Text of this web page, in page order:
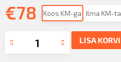
€78 Koos KM-ga Ilma KM-ta
LISA KORVI